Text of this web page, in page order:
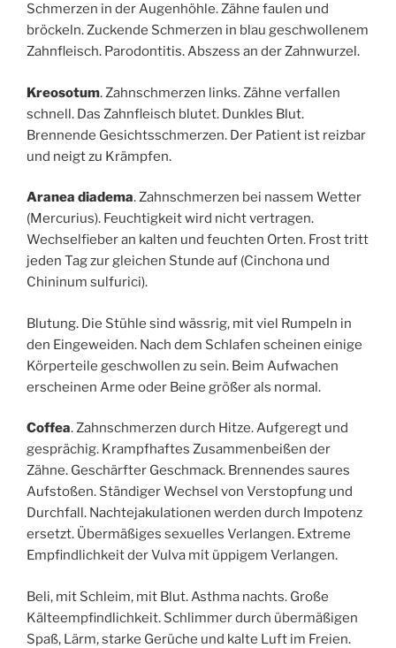
Schmerzen in der Augenhöhle. Zähne faulen und
bröckeln. Zuckende Schmerzen in blau geschwollenem
Zahnfleisch. Parodontitis. Abszess an der Zahnwurzel.
Kreosotum. Zahnschmerzen links. Zähne verfallen
schnell. Das Zahnfleisch blutet. Dunkles Blut.
Brennende Gesichtsschmerzen. Der Patient ist reizbar
und neigt zu Krämpfen.
Aranea diadema. Zahnschmerzen bei nassem Wetter
(Mercurius). Feuchtigkeit wird nicht vertragen.
Wechselfieber an kalten und feuchten Orten. Frost tritt
jeden Tag zur gleichen Stunde auf (Cinchona und
Chininum sulfurici).
Blutung. Die Stühle sind wässrig, mit viel Rumpeln in
den Eingeweiden. Nach dem Schlafen scheinen einige
Körperteile geschwollen zu sein. Beim Aufwachen
erscheinen Arme oder Beine größer als normal.
Coffea. Zahnschmerzen durch Hitze. Aufgeregt und
gesprächig. Krampfhaftes Zusammenbeißen der
Zähne. Geschärfter Geschmack. Brennendes saures
Aufstoßen. Ständiger Wechsel von Verstopfung und
Durchfall. Nachtejakulationen werden durch Impotenz
ersetzt. Übermäßiges sexuelles Verlangen. Extreme
Empfindlichkeit der Vulva mit üppigem Verlangen.
Beli, mit Schleim, mit Blut. Asthma nachts. Große
Kälteempfindlichkeit. Schlimmer durch übermäßigen
Spaß, Lärm, starke Gerüche und kalte Luft im Freien.